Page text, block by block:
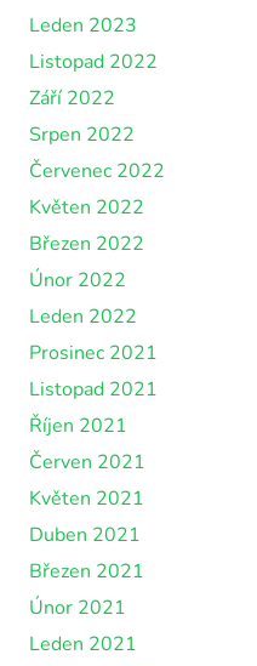
Leden 2023
Listopad 2022
Září 2022
Srpen 2022
Červenec 2022
Květen 2022
Březen 2022
Únor 2022
Leden 2022
Prosinec 2021
Listopad 2021
Říjen 2021
Červen 2021
Květen 2021
Duben 2021
Březen 2021
Únor 2021
Leden 2021